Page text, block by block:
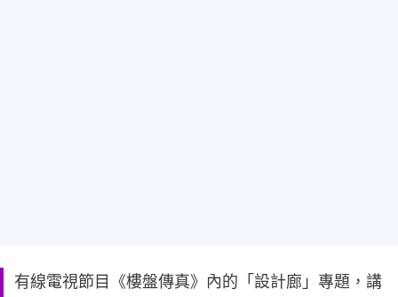
有線電視節目《樓盤傳真》內的「設計廊」專題，講